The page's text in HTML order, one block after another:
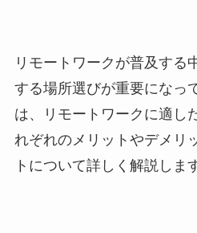
リモートワークが普及する
する場所選びが重要になっ
は、リモートワークに適し
れぞれのメリットやデメリ
トについて詳しく解説しま